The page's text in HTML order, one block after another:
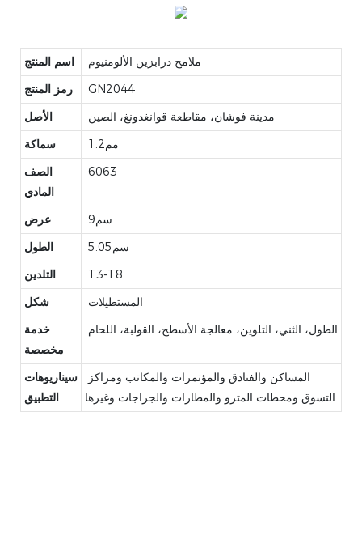
اسم المنتج
ملامح درابزين الألومنيوم
رمز المنتج
GN2044
الأصل
مدينة فوشان، مقاطعة قوانغدونغ، الصين
سماكة
مم1.2
الصف
المادي
6063
عرض
سم9
الطول
سم5.05
التلدين
T3-T8
شكل
المستطيلات
خدمة
مخصصة
الطول، الثني، التلوين، معالجة الأسطح، القولبة، اللحام
سيناريوهات
التطبيق
التسوق ومحطات المترو والمطارات والجراجات وغيرها.